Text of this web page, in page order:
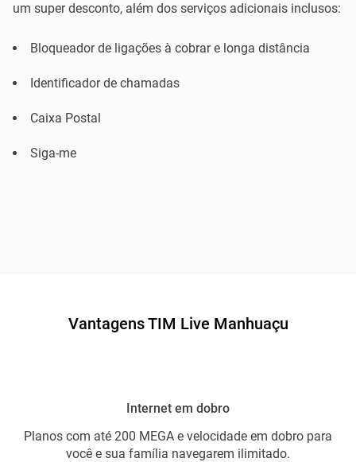
um super desconto, além dos serviços adicionais inclusos:
Bloqueador de ligações à cobrar e longa distância
Identificador de chamadas
Caixa Postal
Siga-me
Vantagens TIM Live Manhuaçu
Internet em dobro
Planos com até 200 MEGA e velocidade em dobro para
você e sua família navegarem ilimitado.